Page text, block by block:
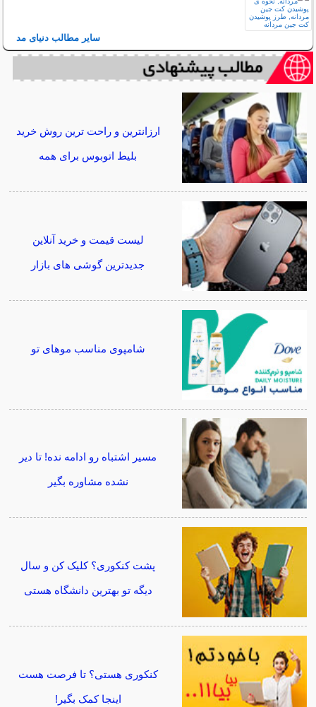
سایر مطالب دنیای مد
ارزانترین و راحت ترین روش خرید
بلیط اتوبوس برای همه
لیست قیمت و خرید آنلاین
جدیدترین گوشی های بازار
شامپوی مناسب موهای تو
مسیر اشتباه رو ادامه نده! تا دیر
نشده مشاوره بگیر
پشت کنکوری؟ کلیک کن و سال
دیگه تو بهترین دانشگاه هستی
کنکوری هستی؟ تا فرصت هست
اینجا کمک بگیر!